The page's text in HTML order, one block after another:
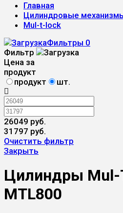
Главная
Цилиндровые
Mul-t-lock
Фильтры 0
Фильтр
Цена за
продукт
продукт
шт.
26049 руб.
31797 руб.
Очистить фильтр
Закрыть
Цилиндры Mul-
MTL800